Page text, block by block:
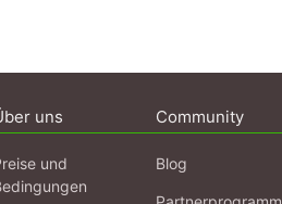
uns
und
Community
Blog